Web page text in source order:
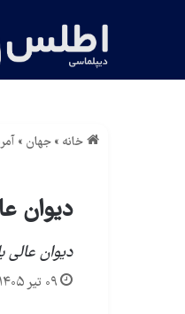
خانه » جهان »
دیوان
دیوان
۰۹ تیر ۱۴۰۵